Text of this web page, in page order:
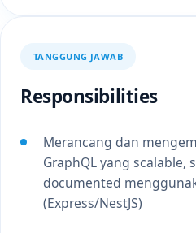
TANGGUNG JAWAB
Responsibilities
Merancang dan
GraphQL yang scalable,
documented
(Express/NestJS)